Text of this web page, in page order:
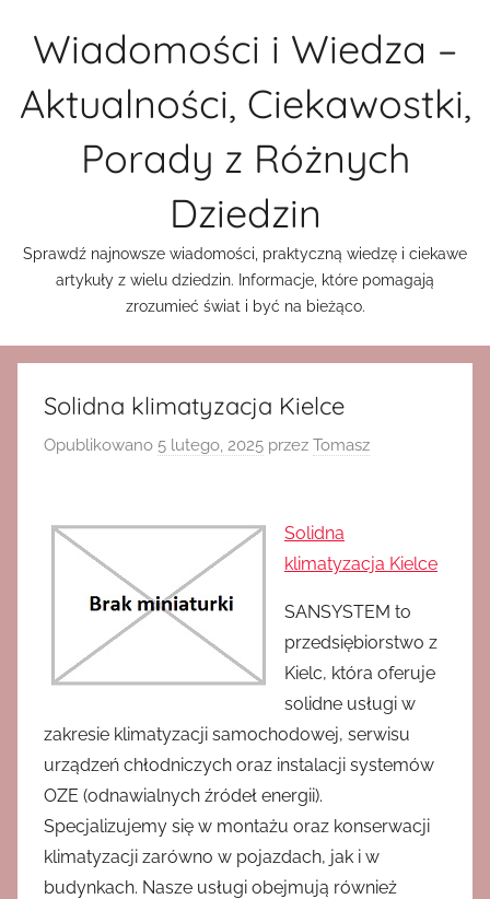
Wiadomości i Wiedza –
Aktualności, Ciekawostki,
Porady z Różnych
Dziedzin
Sprawdź najnowsze wiadomości, praktyczną wiedzę i ciekawe
artykuły z wielu dziedzin. Informacje, które pomagają
zrozumieć świat i być na bieżąco.
Solidna klimatyzacja Kielce
Opublikowano 5 lutego, 2025 przez Tomasz
Solidna
klimatyzacja Kielce
SANSYSTEM to
przedsiębiorstwo z
Kielc, która oferuje
solidne usługi w
zakresie klimatyzacji samochodowej, serwisu
urządzeń chłodniczych oraz instalacji systemów
OZE (odnawialnych źródeł energii).
Specjalizujemy się w montażu oraz konserwacji
klimatyzacji zarówno w pojazdach, jak i w
budynkach. Nasze usługi obejmują również